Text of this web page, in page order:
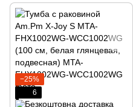
−25%
6